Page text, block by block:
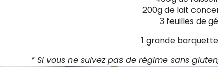
200g de lait
3 feuilles de
1 grande
* Si vous ne suivez pas de régime sans